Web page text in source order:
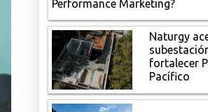
Performance Marketing?
Naturgy
fortalecer
Pacífico